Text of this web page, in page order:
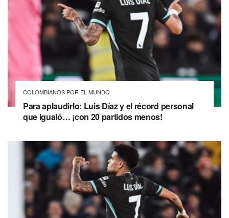
COLOMBIANOS POR EL MUNDO
Para aplaudirlo: Luis Díaz y el récord personal
que igualó… ¡con 20 partidos menos!